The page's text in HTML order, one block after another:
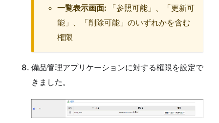
一覧表示画面: 「参照可能」、「更新可
能」、「削除可能」のいずれかを含む
権限
備品管理アプリケーションに対する権限を設定で
きました。